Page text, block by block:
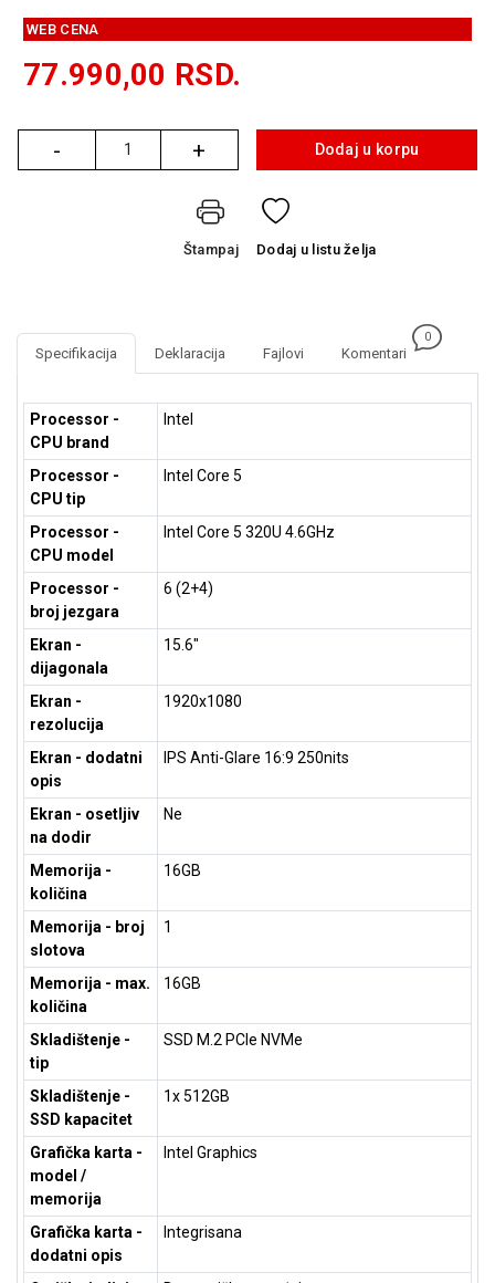
SKENERI I
I KAMERE
OPREMA
KABLOVI I
ADAPTERI
KANCELARIJSKI
MATERIJAL
SVE
KUĆU
ŠKOLSKI
PRIBOR
BICIKLE
FITNES
ALAT I
BAŠTA
OUTLET
KRIPTO
IGRAČKE
WEB CENA
77.990,00 RSD.
-
Količina + Dodaj u korpu
Štampaj Dodaj u listu želja
Specifikacija Deklaracija Fajlovi Komentari
0
Processor -
CPU brand
Intel
Processor -
CPU tip
Intel Core 5
Processor -
CPU model
Intel Core 5 320U 4.6GHz
Processor -
broj jezgara
6 (2+4)
Ekran -
dijagonala
15.6"
Ekran -
rezolucija
1920x1080
Ekran - dodatni
opis
IPS Anti-Glare 16:9 250nits
Ekran - osetljiv
na dodir
Ne
Memorija -
količina
16GB
Memorija - broj
slotova
1
Memorija - max.
količina
16GB
Skladištenje -
tip
SSD M.2 PCIe NVMe
Skladištenje -
SSD kapacitet
1x 512GB
Grafička karta -
model /
memorija
Intel Graphics
Grafička karta -
dodatni opis
Integrisana